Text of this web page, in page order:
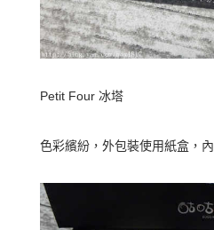
Petit Four 冰塔
色彩繽紛，外包裝使用紙盒，